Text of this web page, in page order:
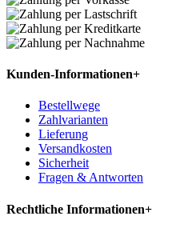
Kunden-Informationen+
Bestellwege
Zahlvarianten
Lieferung
Versandkosten
Sicherheit
Fragen & Antworten
Rechtliche Informationen+